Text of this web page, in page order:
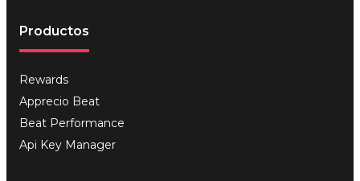
Productos
Rewards
Apprecio Beat
Beat Performance
Api Key Manager